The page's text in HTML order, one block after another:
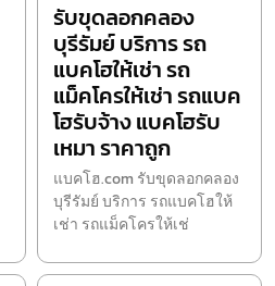
รับขุดลอกคลอง
บุรีรัมย์ บริการ รถ
แบคโฮให้เช่า รถ
แม็คโครให้เช่า รถแบค
โฮรับจ้าง แบคโฮรับ
เหมา ราคาถูก
แบคโฮ.com รับขุดลอกคลอง
บุรีรัมย์ บริการ รถแบคโฮให้
เช่า รถแม็คโครให้เช่